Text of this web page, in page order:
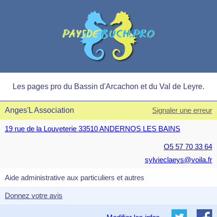
Les pages pro du Bassin d'Arcachon et du Val de Leyre.
Anges'L Association Signaler une erreur
19 rue de la Louveterie 33510 ANDERNOS LES BAINS
O5 57 70 33 64
sylvieclaeys@voila.fr
Aide administrative aux particuliers et autres
Donnez votre avis